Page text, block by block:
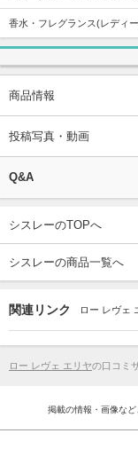
香水・フレグランス(レディ
商品情報
投稿写真・動画
Q&A
シスレーのTOPへ
シスレーの商品一覧へ
関連リンク ロー レヴェ
ロー レヴェ エリヤの口コミ
掲載の情報・画像な